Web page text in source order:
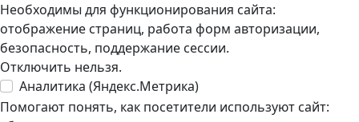
Необходимы для функционирования сайта:
отображение страниц, работа форм авторизации,
безопасность, поддержание сессии.
Отключить нельзя.
Аналитика (Яндекс.Метрика)
Помогают понять, как посетители используют сайт: